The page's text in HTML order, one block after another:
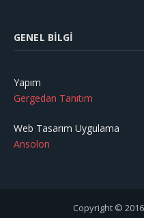
GENEL BILGI
Yapım
Gergedan Tanıtım
Web Tasarım Uygulama
Ansolon
Copyright ©